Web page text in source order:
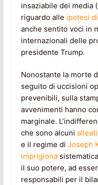
insaziabile dei media
riguardo alle ipotesi
anche sentito voci in
internazionali delle
presidente Trump.
Nonostante la morte
seguito di uccisioni
prevenibili, sulla
avvenimenti hanno
marginale.
che sono alcuni
e il regime di Joseph
imprigiona
il suo potere, ad
responsabili per il